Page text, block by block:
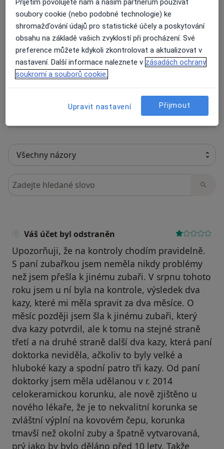
24 názorů
Recenze pacientů jsou pro nás důležité.
odstranění nebo změnu recenze pacienta.
Další informace.Další informace o názorech
Hledejte v názorech
Váš účet byl odstraněn
Upozorňuji, že na kontroly chodím pravidelně.
S paní zubařkou jsem neměla nikdy problémy
než jsem přešla k jinému zubaři. V srpnu tohoto
roku jsem u ní byla na kontrole, výsledek dva
kazy, které mi měla spravit za dva měsíce. O
měsíc později jsem šla k jinému zubaři, který
dva kazy potvrdil, ale k tomu na stejné straně
třetí a na druhé straně další dva kazy, která paní
doktorka neviděla, ačkoliv to byly velké a
hluboké kazy a spodní patro tři kazy. Od paní
doktorky jsem měla udělanou v r. 2014
celokeramickou korunku, ale nově zjištěno u
nového lékaře, že je to nekvalitní korunka se
zvláštní výplní na kovovém čepu, korunka
tmavší než okolní zuby a špatně vytvarovaná,
prý jako by bylo děláno před 10 lety. Takže
soubory cookie (nebo podobné technologie) ke
shromažďování údajů pro statistické účely a poskytování
obsahu na základě vašich zvyklostí při procházení. Své
preference můžete kdykoli zkontrolovat a aktualizovat v
nastavení. Další informace naleznete v zásadách ochrany
soukromí a souborů cookie.
Upravit nastavení Přijmout